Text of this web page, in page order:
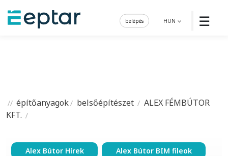
☰
HUN
belépés
építőanyagok belsőépítészet
ALEX FÉMBÚTOR
KFT.
Alex Bútor Hírek Alex Bútor BIM fileok